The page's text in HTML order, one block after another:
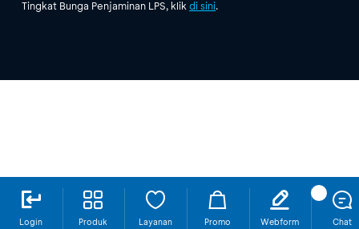
Login Produk Layanan Promo
Webform
Chat
Tingkat Bunga Penjaminan LPS, klik di sini.